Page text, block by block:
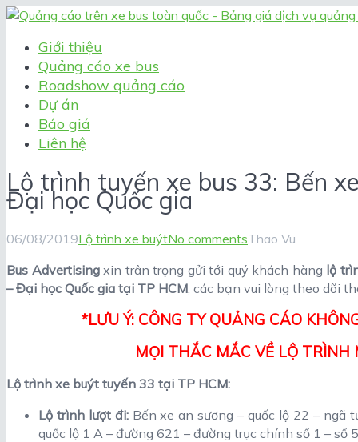
Giới thiệu
Quảng cáo xe bus
Roadshow quảng cáo
Dự án
Báo giá
Liên hệ
Lộ trình tuyến xe bus 33: Bến
Đại học Quốc gia
06/08/2019Lộ trình xe buýtNo commentsThao Vu
Bus Advertisingxin trân trọng gửi tới quý khách hàng lộ
– Đại học Quốc gia tại TP HCM , các bạn vui lòng theo dõi
*LƯU Ý: CÔNG TY QUẢNG CÁO
MỌI THẮC MẮC VỀ LỘ TRÌNH
Lộ trình xe buýt tuyến 33 tại TP HCM:
Lộ trình lượt đi: Bến xe an sương – quốc lộ 22 – ngã
quốc lộ 1 A – đường 621 – đường trục chính số 1 – số